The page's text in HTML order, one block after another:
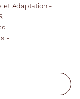
et Adaptation